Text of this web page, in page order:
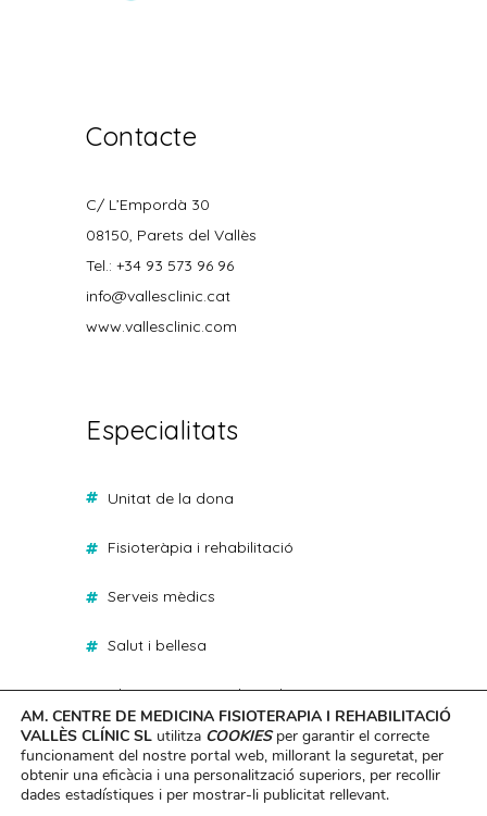
Contacte
C/ L’Empordà 30
08150, Parets del Vallès
Tel.: +34 93 573 96 96
info@vallesclinic.cat
www.vallesclinic.com
Especialitats
unitat de la dona
fisioteràpia i rehabilitació
serveis mèdics
salut i bellesa
classes presencials i online
canvi d’imatge en 90 dies
AM. CENTRE DE MEDICINA FISIOTERAPIA I REHABILITACIÓ
VALLÈS CLÍNIC SL utilitza COOKIES per garantir el correcte
funcionament del nostre portal web, millorant la seguretat, per
obtenir una eficàcia i una personalització superiors, per recollir
dades estadístiques i per mostrar-li publicitat rellevant.